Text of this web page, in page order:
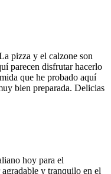
pizza y el calzone son
parecen disfrutar hacerlo
que he probado aquí
bien preparada. Delicias
hoy para el
y tranquilo en el